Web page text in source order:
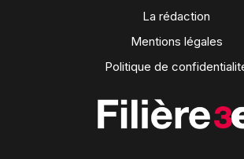
La rédaction
Mentions légales
Politique de